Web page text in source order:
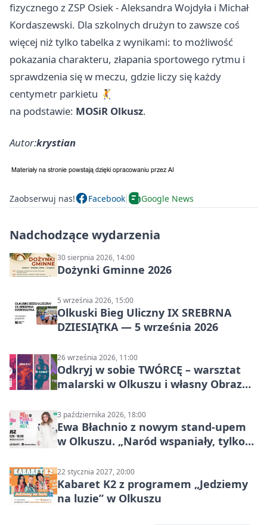
fizycznego z ZSP Osiek - Aleksandra Wojdyła i Michał
Kordaszewski. Dla szkolnych drużyn to zawsze coś
więcej niż tylko tabelka z wynikami: to możliwość
pokazania charakteru, złapania sportowego rytmu i
sprawdzenia się w meczu, gdzie liczy się każdy
centymetr parkietu 🤾
na podstawie: MOSiR Olkusz.
Autor:krystian
Zaobserwuj nas! Facebook Google News
Nadchodzące wydarzenia
30 sierpnia 2026, 14:00
Dożynki Gminne 2026
5 września 2026, 15:00
Olkuski Bieg Uliczny IX SREBRNA
DZIESIĄTKA — 5 września 2026
26 września 2026, 11:00
Odkryj w sobie TWÓRCĘ – warsztat
malarski w Olkuszu i własny Obraz
3 października 2026, 18:00
Ewa Błachnio z nowym stand-upem
w Olkuszu. „Naród wspaniały, tylko
22 stycznia 2027, 20:00
Kabaret K2 z programem „Jedziemy
na luzie” w Olkuszu